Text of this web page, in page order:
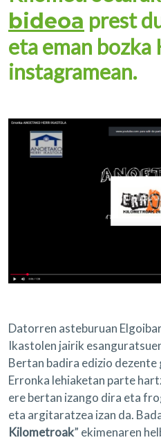
bideoa prest
eta eman
instagramean.
Datorren asteburuan
Ikastolen jairik
Bertan badira edizio dezente
Erronka lehiaketan parte
ere bertan izango dira eta
eta argitaratzea izan da.
Kilometroak” ekimenaren